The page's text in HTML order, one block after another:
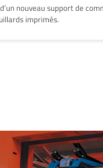
nouveau support de
imprimés.